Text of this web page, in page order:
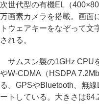
次世代型の有機EL（
万画素カメラを搭載。画面
トウェアキーをなぞって
される。
サムスン製の1GHz CPU
やW-CDMA（HSDPA
る。GPSやBluetooth、無
ートしている。大きさは